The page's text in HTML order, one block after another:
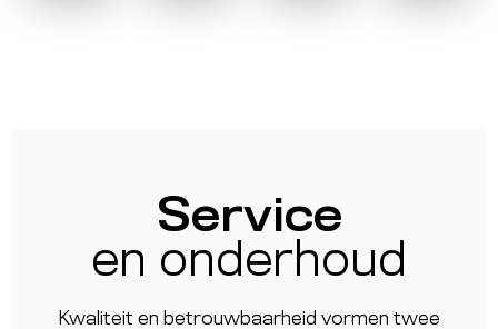
Service
en onderhoud
Kwaliteit en betrouwbaarheid vormen twee